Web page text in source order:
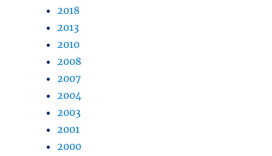
2018
2013
2010
2008
2007
2004
2003
2001
2000